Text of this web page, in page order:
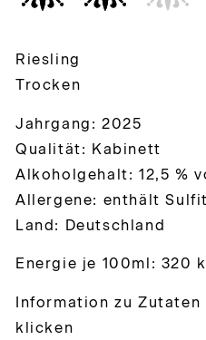
Riesling
Trocken
Jahrgang: 2025
Qualität: Kabinett
Alkoholgehalt: 12,5 %
Allergene: enthält
Land: Deutschland
Energie je 100ml: 320
Information zu Zutaten
klicken